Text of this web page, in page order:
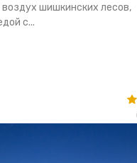
шишкинских лесов,
с...